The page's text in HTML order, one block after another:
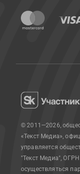
© 2011—2026,
«Текст Медиа»,
управляется
"Текст Медиа",
осуществляться